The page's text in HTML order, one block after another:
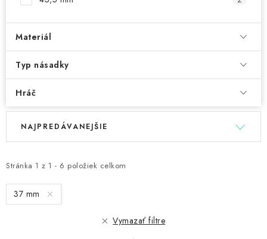
Materiál
Typ násadky
Hráč
V
i
s
p
Stránka 1 z 1 - 6 položiek celkom
R
e
n
i
NAJPREDÁVANEJŠIE
37 mm
Vymazať filtre